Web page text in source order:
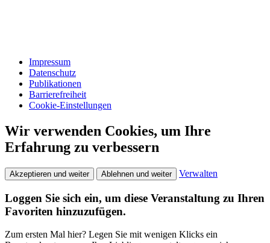
Impressum
Datenschutz
Publikationen
Barrierefreiheit
Cookie-Einstellungen
Wir verwenden Cookies, um Ihre
Erfahrung zu verbessern
Akzeptieren und weiter Ablehnen und weiter Verwalten
Loggen Sie sich ein, um diese Veranstaltung zu Ihren
Favoriten hinzuzufügen.
Zum ersten Mal hier? Legen Sie mit wenigen Klicks ein